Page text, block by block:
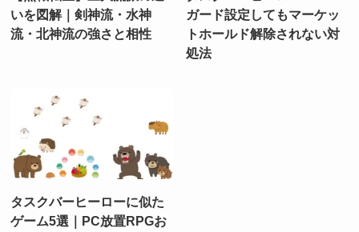
いを図解｜剣神流・水神
流・北神流の強さと相性
ガード設定してもマーケッ
トホールド解除されない対
処法
タスクバーヒーローに似た
ゲーム5選｜PC放置RPGお